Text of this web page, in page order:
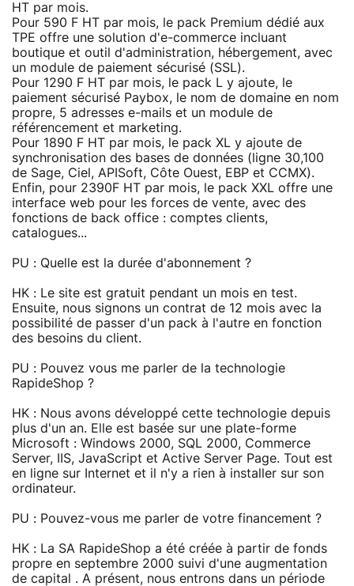
HT par mois.
Pour 590 F HT par mois, le pack Premium dédié aux
TPE offre une solution d'e-commerce incluant
boutique et outil d'administration, hébergement, avec
un module de paiement sécurisé (SSL).
Pour 1290 F HT par mois, le pack L y ajoute, le
paiement sécurisé Paybox, le nom de domaine en nom
propre, 5 adresses e-mails et un module de
référencement et marketing.
Pour 1890 F HT par mois, le pack XL y ajoute de
synchronisation des bases de données (ligne 30,100
de Sage, Ciel, APISoft, Côte Ouest, EBP et CCMX).
Enfin, pour 2390F HT par mois, le pack XXL offre une
interface web pour les forces de vente, avec des
fonctions de back office : comptes clients,
catalogues...
PU : Quelle est la durée d'abonnement ?
HK : Le site est gratuit pendant un mois en test.
Ensuite, nous signons un contrat de 12 mois avec la
possibilité de passer d'un pack à l'autre en fonction
des besoins du client.
PU : Pouvez vous me parler de la technologie
RapideShop ?
HK : Nous avons développé cette technologie depuis
plus d'un an. Elle est basée sur une plate-forme
Microsoft : Windows 2000, SQL 2000, Commerce
Server, IIS, JavaScript et Active Server Page. Tout est
en ligne sur Internet et il n'y a rien à installer sur son
ordinateur.
PU : Pouvez-vous me parler de votre financement ?
HK : La SA RapideShop a été créée à partir de fonds
propre en septembre 2000 suivi d'une augmentation
de capital . A présent, nous entrons dans un période